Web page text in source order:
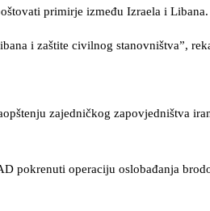
primirje između Izraela i Libana.
i zaštite civilnog stanovništva”,
zajedničkog zapovjedništva
pokrenuti operaciju oslobađanja